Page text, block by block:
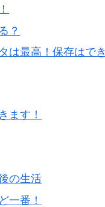
？
は最高！保存はでき
ます！
の生活
一番！